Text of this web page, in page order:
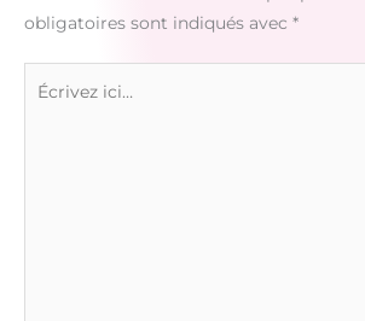
obligatoires sont indiqués avec *